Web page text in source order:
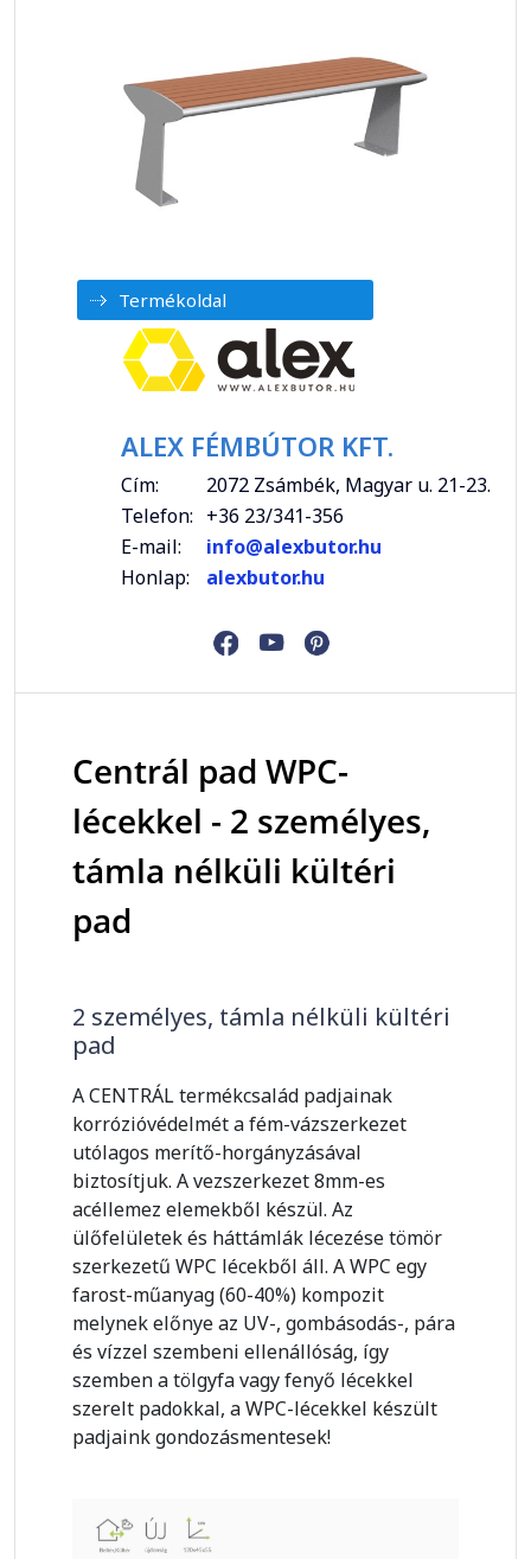
Termékoldal
ALEX FÉMBÚTOR KFT.
Cím:
2072 Zsámbék, Magyar u. 21-23.
Telefon: +36 23/341-356
E-mail:
info@alexbutor.hu
Honlap:
alexbutor.hu
Centrál pad WPC-
lécekkel - 2 személyes,
támla nélküli kültéri
pad
2 személyes, támla nélküli kültéri
pad
A CENTRÁL termékcsalád padjainak
korrózióvédelmét a fém-vázszerkezet
utólagos merítő-horgányzásával
biztosítjuk. A vezszerkezet 8mm-es
acéllemez elemekből készül. Az
ülőfelületek és háttámlák lécezése tömör
szerkezetű WPC lécekből áll. A WPC egy
farost-műanyag (60-40%) kompozit
melynek előnye az UV-, gombásodás-, pára
és vízzel szembeni ellenállóság, így
szemben a tölgyfa vagy fenyő lécekkel
szerelt padokkal, a WPC-lécekkel készült
padjaink gondozásmentesek!